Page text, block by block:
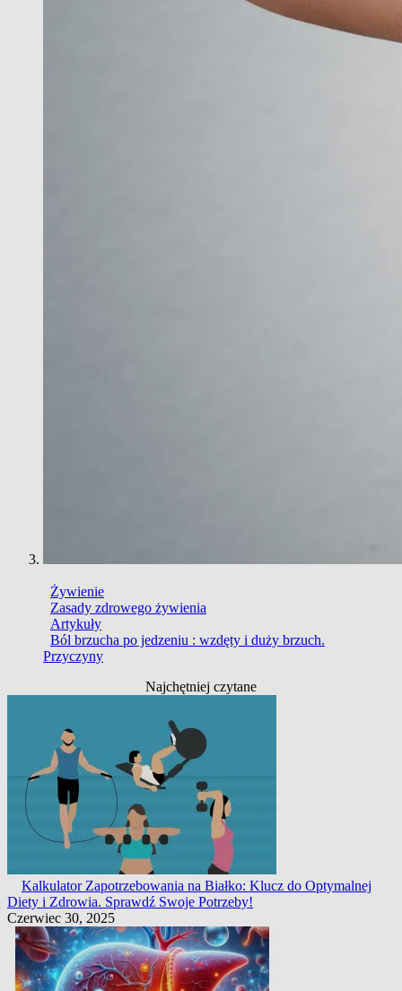
Żywienie
Zasady zdrowego żywienia
Artykuły
Ból brzucha po jedzeniu : wzdęty i duży brzuch.
Przyczyny
Najchętniej czytane
Kalkulator Zapotrzebowania na Białko: Klucz do Optymalnej
Diety i Zdrowia. Sprawdź Swoje Potrzeby!
Czerwiec 30, 2025